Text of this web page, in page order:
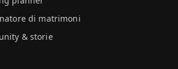
di matrimoni
& storie